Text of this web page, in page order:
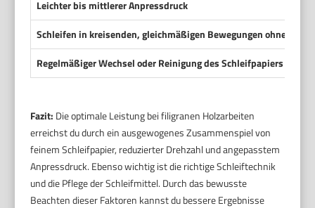
Leichter bis mittlerer Anpressdruck
Schleifen in kreisenden, gleichmäßigen Bewegungen ohne zu
Regelmäßiger Wechsel oder Reinigung des Schleifpapiers
Fazit: Die optimale Leistung bei filigranen Holzarbeiten
erreichst du durch ein ausgewogenes Zusammenspiel von
feinem Schleifpapier, reduzierter Drehzahl und angepasstem
Anpressdruck. Ebenso wichtig ist die richtige Schleiftechnik
und die Pflege der Schleifmittel. Durch das bewusste
Beachten dieser Faktoren kannst du bessere Ergebnisse